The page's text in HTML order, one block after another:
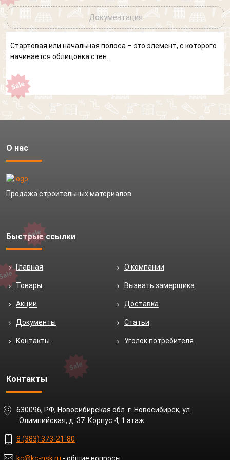
Документация
Стартовая или начальная полоса – это элемент, с которого
начинается облицовка стен.
О нас
Продажа строительных материалов
Быстрые ссылки
Главная О компании
Товары Вызвать замерщика
Акции Доставка
Документы Статьи
Контакты Уголок потребителя
Контакты
630096, РФ, Новосибирская обл. г. Новосибирск, ул.
Олимпийская, д. 37. Корпус 4, 1 этаж
8 (383) 373-21-80